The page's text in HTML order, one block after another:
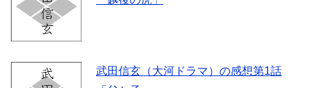
武田信玄（大河ドラマ）の感想第1話